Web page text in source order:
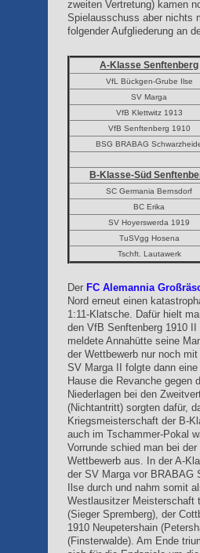
zweiten Vertretung) kamen
Spielausschuss aber nichts
folgender Aufgliederung an
A-Klasse Senftenberg
VfL Bückgen-Grube Ilse
SV Marga
VfB Klettwitz 1913
VfB Senftenberg 1910
BSG BRABAG
B-Klasse-Süd
SC Germania Bernsdorf
BC Erika
SV Hoyerswerda 1919
TuSVgg Hosena
Tschft. Lautawerk
Der FC Alemannia
Nord erneut einen
1:11-Klatsche. Dafür hielt
den VfB Senftenberg 1910
meldete Annahütte seine
der Wettbewerb nur noch
SV Marga II folgte dann
Hause die Revanche gegen
Niederlagen bei den
(Nichtantritt) sorgten dafür,
Kriegsmeisterschaft der B-
auch im Tschammer-Pokal
Vorrunde schied man bei
Wettbewerb aus. In der A-
der SV Marga vor BRABAG
Ilse durch und nahm somit
Westlausitzer Meisterschaft
(Sieger Spremberg), der
1910 Neupetershain
(Finsterwalde). Am Ende